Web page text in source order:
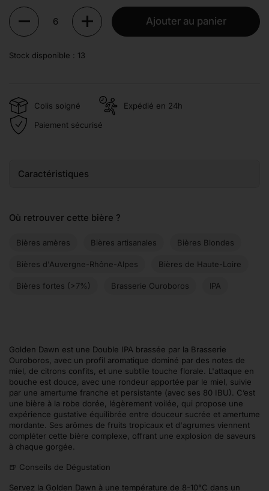
Quantité
Ajouter au panier
Stock disponible : 13
Colis soigné
Expédié en 24h
Paiement sécurisé
Caractéristiques
Où retrouver cette bière ?
Bières amères Bières artisanales Bières Blondes
Bières d'Auvergne-Rhône-Alpes Bières de Haute-Loire
Bières fortes (>7%) Brasserie Ouroboros IPA
Golden Dawn est une Double IPA brassée par la Brasserie
Ouroboros, avec un profil aromatique dominé par des notes de
miel, de citrons confits, et une subtile touche florale. L'attaque en
bouche est douce, avec une rondeur apportée par le miel, suivie
par une amertume franche et persistante (avec ses 80 IBU). C’est
une bière à la robe dorée, légèrement voilée, qui propose une
expérience gustative équilibrée entre douceur sucrée et amertume
mordante. Ses arômes de fruits tropicaux et d'agrumes viennent
compléter cette bière complexe, offrant une explosion de saveurs
à chaque gorgée.
🍺 Conseils de Dégustation
Servez la Golden Dawn à une température de 8-10°C dans un